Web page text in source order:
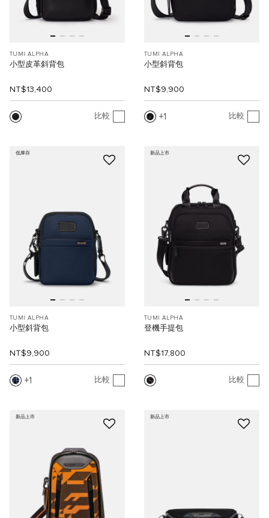
TUMI ALPHA
小型皮革斜背包
NT$13,400
比較
TUMI ALPHA
小型斜背包
NT$9,900
1 比較
低庫存
TUMI ALPHA
小型斜背包
NT$9,900
1 比較
新品上市
TUMI ALPHA
登機手提包
NT$17,800
比較
新品上市 新品上市